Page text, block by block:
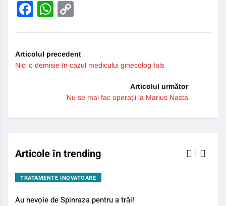
Facebook
WhatsApp
Articolul precedent
Nici o demisie în cazul medicului ginecolog fals
Articolul următor
Nu se mai fac operații la Marius Nasta
Articole în trending
TRATAMENTE INOVATOARE
Au nevoie de Spinraza pentru a trăi!